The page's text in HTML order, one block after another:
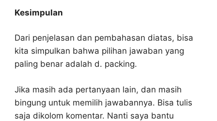
Kesimpulan
Dari penjelasan dan pembahasan diatas, bisa
kita simpulkan bahwa pilihan jawaban yang
paling benar adalah d. packing.
Jika masih ada pertanyaan lain, dan masih
bingung untuk memilih jawabannya. Bisa tulis
saja dikolom komentar. Nanti saya bantu